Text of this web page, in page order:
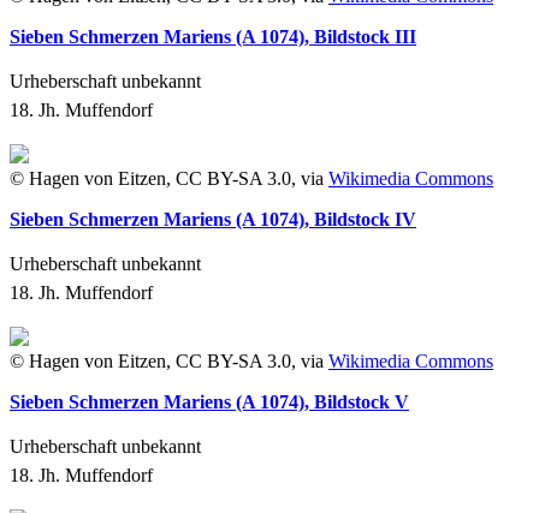
Sieben Schmerzen Mariens (A 1074), Bildstock III
Urheberschaft unbekannt
18. Jh. Muffendorf
© Hagen von Eitzen, CC BY-SA 3.0, via Wikimedia Commons
Sieben Schmerzen Mariens (A 1074), Bildstock IV
Urheberschaft unbekannt
18. Jh. Muffendorf
© Hagen von Eitzen, CC BY-SA 3.0, via Wikimedia Commons
Sieben Schmerzen Mariens (A 1074), Bildstock V
Urheberschaft unbekannt
18. Jh. Muffendorf